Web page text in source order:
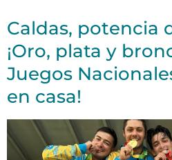
Caldas, potencia
¡Oro, plata y
Juegos
en casa!